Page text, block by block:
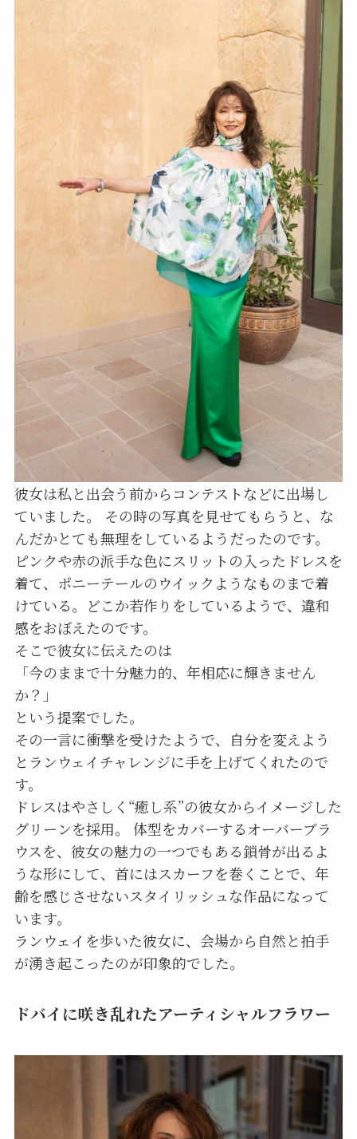
彼女は私と出会う前からコンテストなどに出場し
ていました。 その時の写真を見せてもらうと、な
んだかとても無理をしているようだったのです。
ピンクや赤の派手な色にスリットの入ったドレスを
着て、ポニーテールのウイックようなものまで着
けている。どこか若作りをしているようで、違和
感をおぼえたのです。
そこで彼女に伝えたのは
「今のままで十分魅力的、年相応に輝きません
か？」
という提案でした。
その一言に衝撃を受けたようで、自分を変えよう
とランウェイチャレンジに手を上げてくれたので
す。
ドレスはやさしく“癒し系”の彼女からイメージした
グリーンを採用。 体型をカバーするオーバーブラ
ウスを、彼女の魅力の一つでもある鎖骨が出るよ
うな形にして、首にはスカーフを巻くことで、年
齢を感じさせないスタイリッシュな作品になって
います。
ランウェイを歩いた彼女に、会場から自然と拍手
が湧き起こったのが印象的でした。
ドバイに咲き乱れたアーティシャルフラワー